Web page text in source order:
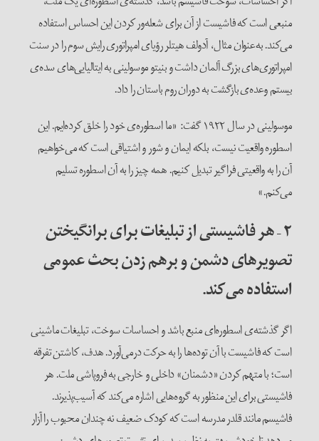
منبعی است که فاشیست از آن برای شعله‌ور کردن این احساس استفاده
می‌کند. به‌عنوان مثال، آدولف هیتلر رؤیای امپراتوری رایش سوم را در سنت
امپراتوری‌های بزرگ آلمان داشت و بنیتو موسولینی به ایتالیایی‌های سده‌ی
بیستم وعده‌ی بازگشت به دوران روم باستان را داد.
موسولینی در سال ۱۹۲۲ گفت: «ما اسطوره‌ی خود را خلق کرده‌ایم. این
اسطوره واقعیت نیست، بلکه ایمان و شور و اشتیاقی است که می‌خواهیم
آن را به واقعیتی فراگیر تبدیل کنیم. همه چیز را به آن اسطوره تسلیم
می‌کنم.»
۲–هر فاشیستی از تبلیغات برای برانگیختن
تصویرهای دشمن و برهم زدن بحث عمومی
استفاده می‌کند.
اگر گذشته‌ی اسطوره‌ای منبع باشد و احساسات سوخت، تبلیغات ماشینی
است که فاشیست با آن توده‌ها را به حرکت درمی‌آورد. هدف، کاشتن تفرقه
است؛ با متهم کردن «دشمنان» داخلی و خارجی به فروپاشی ملت. هر
فاشیستی برای این منظور به گروه‌هایی اشاره می‌کند که آسیب‌پذیرند.
فاشیسم مانند قلدر مدرسه است که کودک ضعیف نه چندان محبوب‌ را آزار